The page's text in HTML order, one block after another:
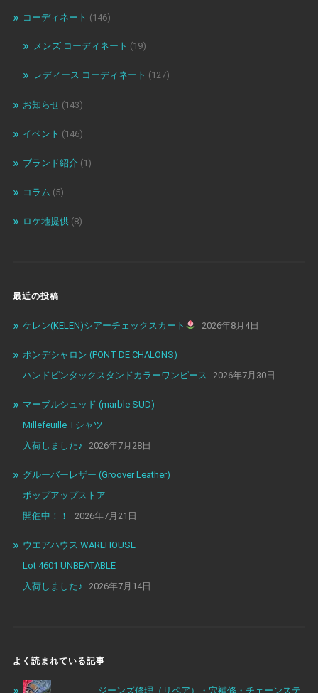
コーディネート (146)
メンズ コーディネート (19)
レディース コーディネート (127)
お知らせ(143)
イベント (146)
ブランド紹介 (1)
コラム (5)
ロケ地提供(8)
最近の投稿
ケレン(KELEN)シアーチェックスカート 2026年8月4日
ポンデシャロン (PONT DE CHALONS)
ハンドピンタックスタンドカラーワンピース
2026年7月30日
マーブルシュッド (marble SUD)
Millefeuille Tシャツ
入荷しました♪
2026年7月28日
グルーバーレザー (Groover Leather)
ポップアップストア
開催中！！
2026年7月21日
ウエアハウス WAREHOUSE
Lot 4601 UNBEATABLE
入荷しました♪
2026年7月14日
よく読まれている記事
ジーンズ修理（リペア）・穴補修・チェーンステ